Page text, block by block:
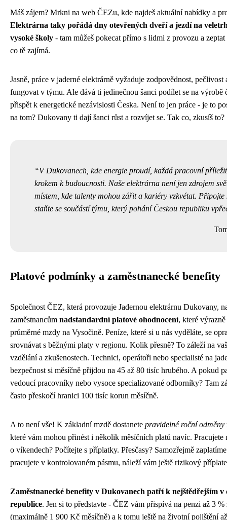
Máš zájem? Mrkni na web ČEZu, kde najdeš aktuální nabídky a
Elektrárna taky pořádá dny otevřených dveří a jezdí na
vysoké školy - tam můžeš pokecat přímo s lidmi z provozu a zeptat
co tě zajímá.
Jasně, práce v jaderné elektrárně vyžaduje zodpovědnost, pečlivost
fungovat v týmu. Ale dává ti jedinečnou šanci podílet se na výrobě
přispět k energetické nezávislosti Česka. Není to jen práce - je to
na tom? Dukovany ti dají šanci růst a rozvíjet se. Tak co, zkusíš to?
V Dukovanech, kde energie proudí, každá pracovní
krokem k budoucnosti. Naše elektrárna není jen zdrojem
místem, kde talenty mohou zářit a kariéry vzkvétat. Připojte
staňte se součástí týmu, který pohání Českou republiku
Platové podmínky a zaměstnanecké benefity
Společnost ČEZ, která provozuje Jadernou elektrárnu Dukovany,
zaměstnancům nadstandardní platové ohodnocení, které
průměrné mzdy na Vysočině. Peníze, které si u nás vyděláte, se
srovnávat s běžnými platy v regionu. Kolik přesně? To záleží na
vzdělání a zkušenostech. Technici, operátoři nebo specialisté na
bezpečnost si měsíčně přijdou na 45 až 80 tisíc hrubého. A pokud
vedoucí pracovníky nebo vysoce specializované odborníky? Tam
často přeskočí hranici 100 tisíc korun měsíčně.
A to není vše! K základní mzdě dostanete pravidelné roční odměny
které vám mohou přinést i několik měsíčních platů navíc. Pracujete
o víkendech? Počítejte s příplatky. Přesčasy? Samozřejmě
pracujete v kontrolovaném pásmu, náleží vám ještě rizikový
Zaměstnanecké benefity v Dukovanech patří k nejštědřejším v
republice. Jen si to představte - ČEZ vám přispívá na penzi až 3
(maximálně 1 900 Kč měsíčně) a k tomu ještě na životní pojištění